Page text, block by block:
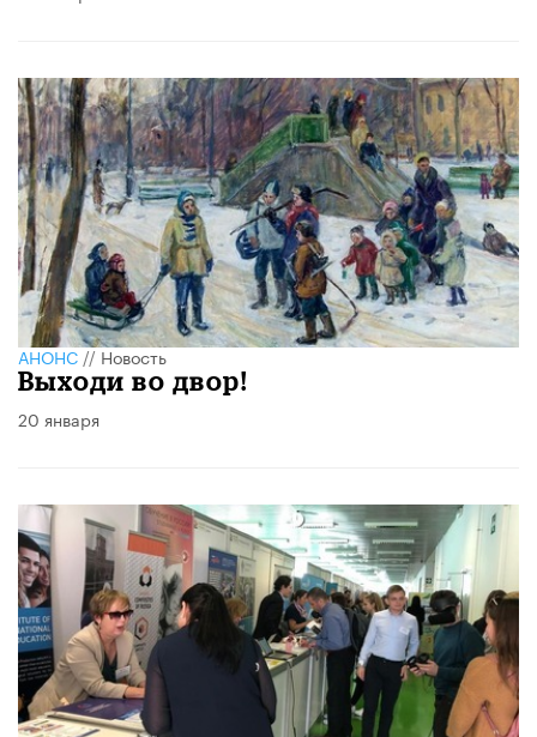
АНОНС//Новость
Выходи во двор!
20 января